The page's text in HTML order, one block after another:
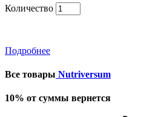
Количество
Подробнее
Все товары Nutriversum
10% от суммы вернется